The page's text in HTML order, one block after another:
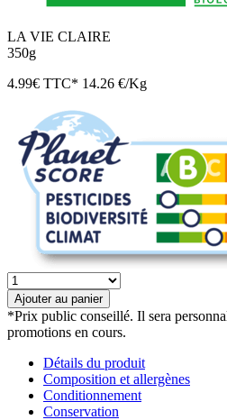
LA VIE CLAIRE
350g
4.99€ TTC* 14.26 €/Kg
quantité
de
Confiture
extra
de
framboise
Ajouter au panier
*Prix public conseillé. Il sera
promotions en cours.
Détails du produit
Composition et allergènes
Conditionnement
Conservation